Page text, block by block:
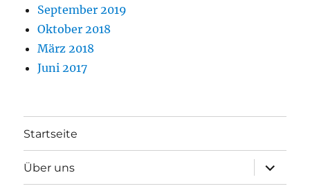
September 2019
Oktober 2018
März 2018
Juni 2017
Startseite
Über uns
anzeigen